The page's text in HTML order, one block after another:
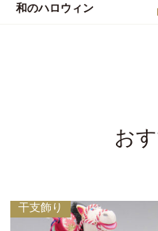
和のハロウィン
お
干支飾り